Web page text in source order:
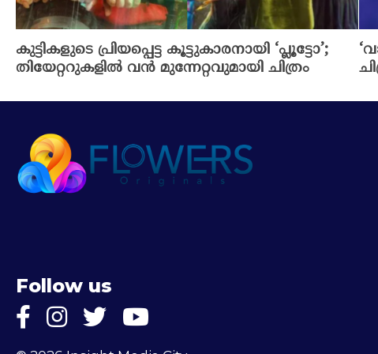
കുട്ടികളുടെ പ്രിയപ്പെട്ട കൂട്ടുകാരനായി ‘പ്ലൂട്ടോ’;
തിയേറ്ററുകളിൽ വൻ മുന്നേറ്റവുമായി ചിത്രം
Follow us